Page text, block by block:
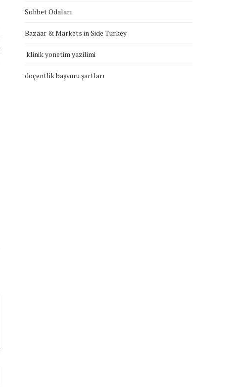
Sohbet Odaları
Bazaar & Markets in Side Turkey
klinik yonetim yazilimi
doçentlik başvuru şartları